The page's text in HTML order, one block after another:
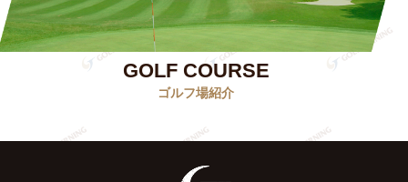
GOLF COURSE
ゴルフ場紹介